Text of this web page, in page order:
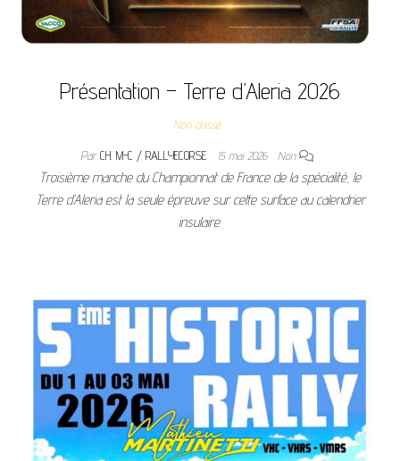
Présentation – Terre d’Aleria 2026
Non classé
ParCH. M-C / RALLYECORSE 15 mai 2026 Non
Troisième manche du Championnat de France de la spécialité, le
Terre d’Aleria est la seule épreuve sur cette surface au calendrier
insulaire.